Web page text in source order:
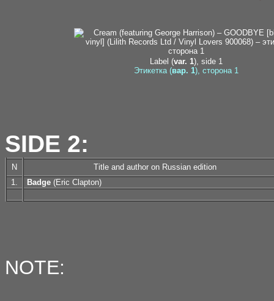
Label (var. 1), side 1
Этикетка (вар. 1), сторона 1
SIDE 2:
N
Title and author on Russian edition
1.
Badge (Eric Clapton)
NOTE: